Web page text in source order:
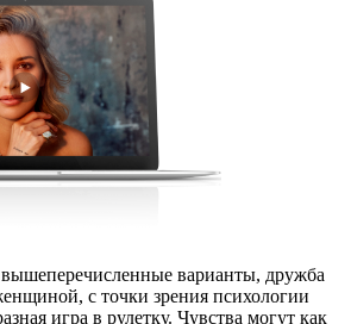
варианты, дружба
с точки зрения психологии
игра в рулетку. Чувства могут как